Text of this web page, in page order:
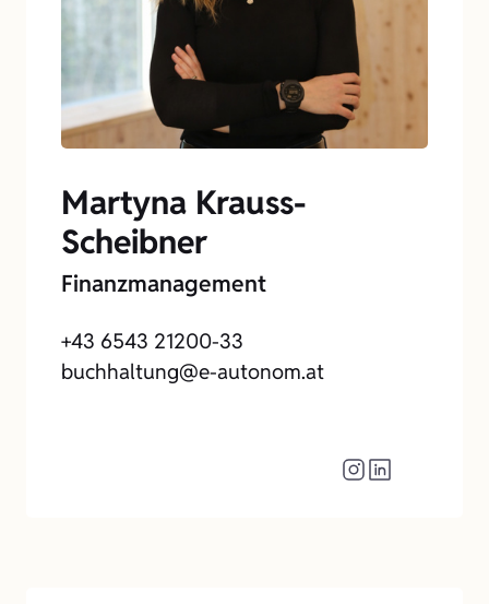
Martyna Krauss-
Scheibner
Finanzmanagement
+43 6543 21200-33
buchhaltung@e-autonom.at